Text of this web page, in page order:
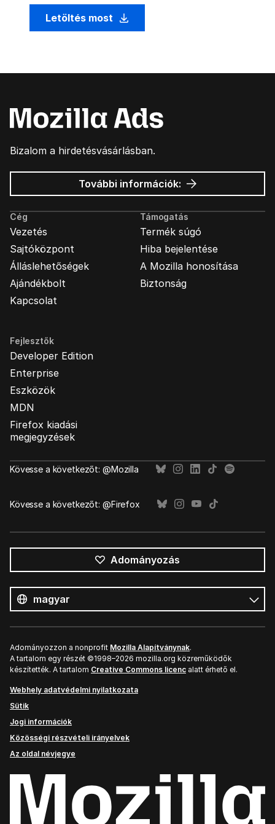
Letöltés most
Bizalom a hirdetésvásárlásban.
További információk: Mozilla
hirdetések
Cég
Vezetés
Sajtóközpont
Álláslehetőségek
Ajándékbolt
Kapcsolat
Támogatás
Termék súgó
Hiba bejelentése
A Mozilla honosítása
Biztonság
Fejlesztők
Developer Edition
Enterprise
Eszközök
MDN
Firefox kiadási
megjegyzések
Kövesse a következőt: @Mozilla
Kövesse a következőt: @Firefox
Adományozás
nyelv
Nyelv
Adományozzon a nonprofit Mozilla Alapítványnak.
A tartalom egy részét ©1998–2026 mozilla.org közreműködők
készítették. A tartalom Creative Commons licenc alatt érhető el.
Webhely adatvédelmi nyilatkozata
Sütik
Jogi információk
Közösségi részvételi irányelvek
Az oldal névjegye